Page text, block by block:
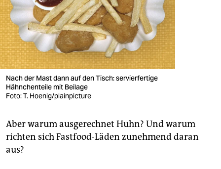
Nach der Mast dann auf den Tisch: servierfertige
Hähnchenteile mit Beilage
Foto: T. Hoenig/plainpicture
Aber warum ausgerechnet Huhn? Und warum
richten sich Fastfood-Läden zunehmend daran
aus?